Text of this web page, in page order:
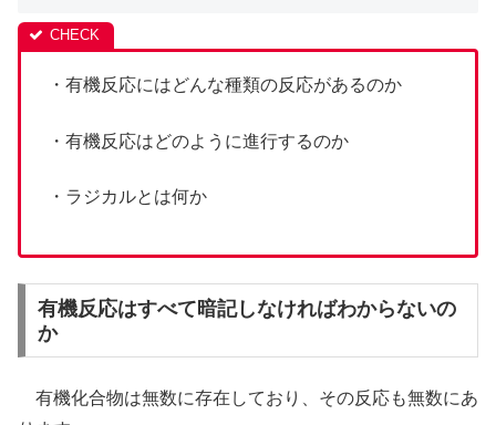
・有機反応にはどんな種類の反応があるのか
・有機反応はどのように進行するのか
・ラジカルとは何か
有機反応はすべて暗記しなければわからないの
か
有機化合物は無数に存在しており、その反応も無数にあ